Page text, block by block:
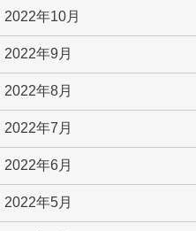
2022年10月
2022年9月
2022年8月
2022年7月
2022年6月
2022年5月